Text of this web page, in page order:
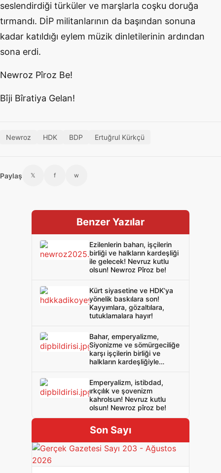
seslendirdiği türküler ve marşlarla coşku doruğa
tırmandı. DİP militanlarının da başından sonuna
kadar katıldığı eylem müzik dinletilerinin ardından
sona erdi.
Newroz Pîroz Be!
Bîji Bîratiya Gelan!
Newroz HDK BDP Ertuğrul Kürkçü
Paylaş 𝕏 f w
Benzer Yazılar
Ezilenlerin baharı, işçilerin
birliği ve halkların kardeşliği
ile gelecek! Nevruz kutlu
olsun! Newroz Pîroz be!
Kürt siyasetine ve HDK’ya
yönelik baskılara son!
Kayyımlara, gözaltılara,
tutuklamalara hayır!
Bahar, emperyalizme,
Siyonizme ve sömürgeciliğe
karşı işçilerin birliği ve
halkların kardeşliğiyle
Newroz pîroz be!
Emperyalizm, istibdad,
ırkçılık ve şovenizm
kahrolsun! Nevruz kutlu
olsun! Newroz pîroz be!
Son Sayı